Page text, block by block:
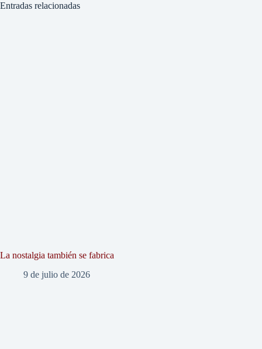
Entradas relacionadas
La nostalgia también se fabrica
9 de julio de 2026